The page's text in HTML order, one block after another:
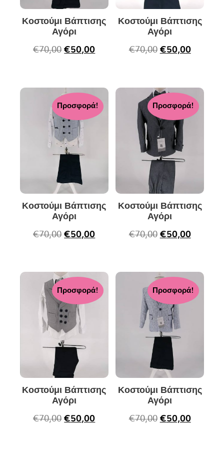
Κοστούμι Βάπτισης
Αγόρι
€70,00 €50,00
Κοστούμι Βάπτισης
Αγόρι
€70,00 €50,00
Προσφορά!
Κοστούμι Βάπτισης
Αγόρι
€70,00 €50,00
Προσφορά!
Κοστούμι Βάπτισης
Αγόρι
€70,00 €50,00
Προσφορά!
Κοστούμι Βάπτισης
Αγόρι
€70,00 €50,00
Προσφορά!
Κοστούμι Βάπτισης
Αγόρι
€70,00 €50,00